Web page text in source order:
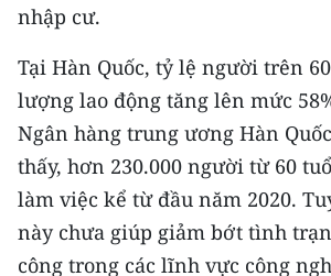
Media Xã hội
Media Pháp luật
Media Du lịch
Media Thế giới
Media Thể thao
nhập cư.
Tại Hàn Quốc, tỷ lệ người trên
lượng lao động tăng lên mức
Ngân hàng trung ương Hàn
thấy, hơn 230.000 người từ 60
làm việc kể từ đầu năm 2020.
này chưa giúp giảm bớt tình
công trong các lĩnh vực công